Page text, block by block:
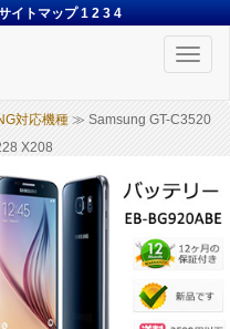
イトマップ1 2 3 4
Toggle
対応機種 ≫ Samsung GT-C3520
X208